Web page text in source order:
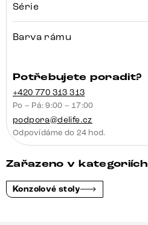
Série
Barva rámu
Potřebujete poradit?
+420 770 313 313
Po – Pá: 9:00 – 17:00
podpora@delife.cz
Odpovídáme do 24 hod.
Zařazeno v kategoriích
Konzolové stoly